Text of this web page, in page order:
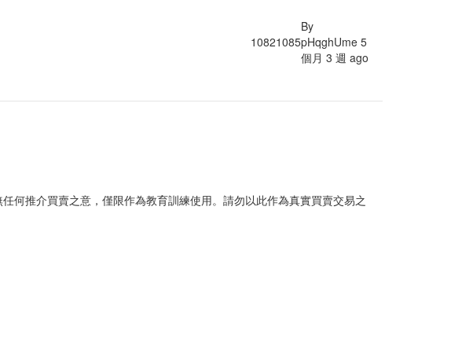
10821085
By
pHqghUme 5
個月 3 週 ago
何推介買賣之意，僅限作為教育訓練使用。請勿以此作為真實買賣交易之